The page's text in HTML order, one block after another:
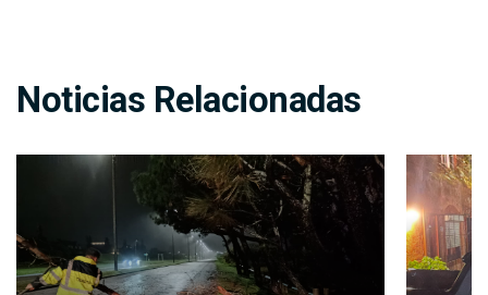
Noticias Relacionadas